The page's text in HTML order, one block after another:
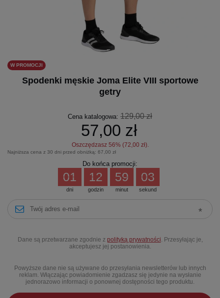
W PROMOCJI
Spodenki męskie Joma Elite VIII sportowe
getry
Cena katalogowa: 129,00 zł
57,00 zł
Oszczędzasz 56% (72,00 zł).
Najniższa cena z 30 dni przed obniżką: 67,00 zł
Do końca promocji:
dni
01
godzin
12
minut
59
sekund
03
Dane są przetwarzane zgodnie z polityką prywatności . Przesyłając je,
akceptujesz jej postanowienia.
Powyższe dane nie są używane do przesyłania newsletterów lub innych
reklam. Włączając powiadomienie zgadzasz się jedynie na wysłanie
jednorazowo informacji o ponownej dostępności tego produktu.